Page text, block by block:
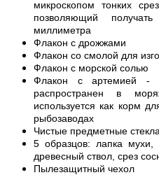
микроскопом тонких
позволяющий
миллиметра
Флакон с дрожжами
Флакон со смолой для
Флакон с морской солью
Флакон с артемией -
распространен в
используется как корм
рыбозаводах
Чистые предметные
5 образцов: лапка мухи,
древесный ствол, срез
Пылезащитный чехол